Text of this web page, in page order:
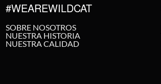
#WEAREWILDCAT
SOBRE NOSOTROS
NUESTRA HISTORIA
NUESTRA CALIDAD